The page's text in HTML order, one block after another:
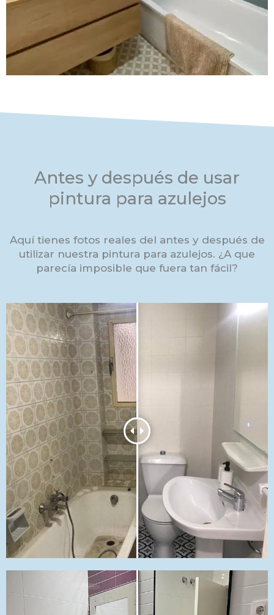
Antes y después de usar
pintura para azulejos
Aquí tienes fotos reales del antes y después de
utilizar nuestra pintura para azulejos. ¿A que
parecía imposible que fuera tan fácil?